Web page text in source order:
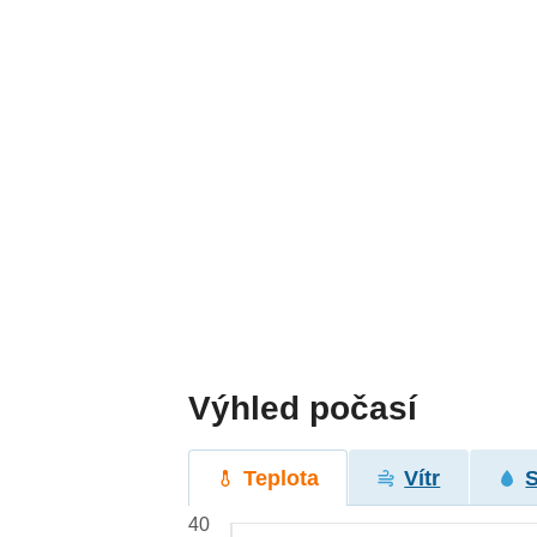
Výhled počasí
Teplota Vítr
40